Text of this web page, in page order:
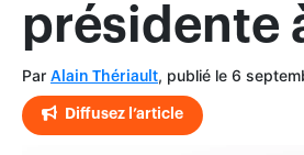
présidente
Par Alain Thériault, publié le 6
Diffusez l’article